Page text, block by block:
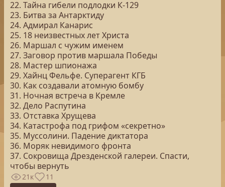
22. Тайна гибели подлодки К-129
23. Битва за Антарктиду
24. Адмирал Канарис
25. 18 неизвестных лет Христа
26. Маршал с чужим именем
27. Заговор против маршала Победы
28. Мастер шпионажа
29. Хайнц Фельфе. Суперагент КГБ
30. Как создавали атомную бомбу
31. Ночная встреча в Кремле
32. Дело Распутина
33. Отставка Хрущева
34. Катастрофа под грифом «секретно»
35. Муссолини. Падение диктатора
36. Моряк невидимого фронта
37. Сокровища Дрезденской галереи. Спасти,
чтобы вернуть
21к 11